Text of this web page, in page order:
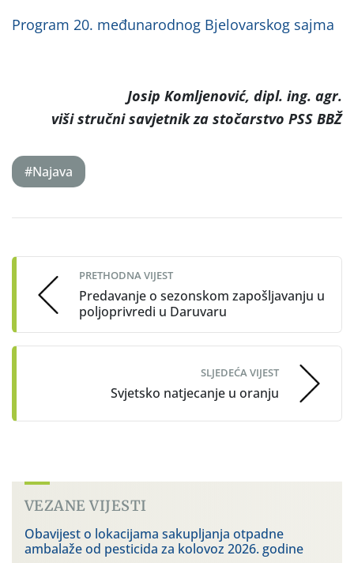
Program 20. međunarodnog Bjelovarskog sajma
Josip Komljenović, dipl. ing. agr.
viši stručni savjetnik za stočarstvo PSS BBŽ
#Najava
navigation
PRETHODNA VIJEST
Predavanje o sezonskom zapošljavanju u
poljoprivredi u Daruvaru
SLJEDEĆA VIJEST
Svjetsko natjecanje u oranju
VEZANE VIJESTI
Obavijest o lokacijama sakupljanja otpadne
ambalaže od pesticida za kolovoz 2026. godine